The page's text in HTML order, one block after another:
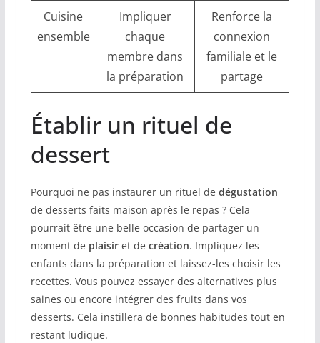
Cuisine
ensemble
Impliquer
chaque
membre dans
la préparation
Renforce la
connexion
familiale et le
partage
Établir un rituel de
dessert
Pourquoi ne pas instaurer un rituel de dégustation
de desserts faits maison après le repas ? Cela
pourrait être une belle occasion de partager un
moment de plaisiret de création. Impliquez les
enfants dans la préparation et laissez-les choisir les
recettes. Vous pouvez essayer des alternatives plus
saines ou encore intégrer des fruits dans vos
desserts. Cela instillera de bonnes habitudes tout en
restant ludique.